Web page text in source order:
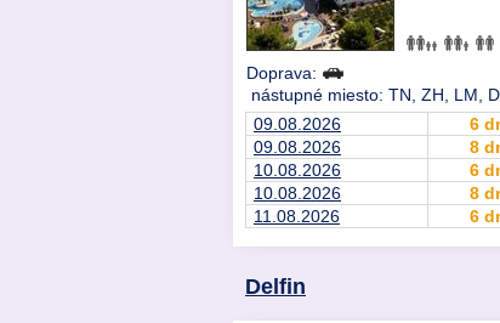
Doprava:
nástupné miesto: TN, ZH, LM,
09.08.2026
6
09.08.2026
8
10.08.2026
6
10.08.2026
8
11.08.2026
6
Delfin